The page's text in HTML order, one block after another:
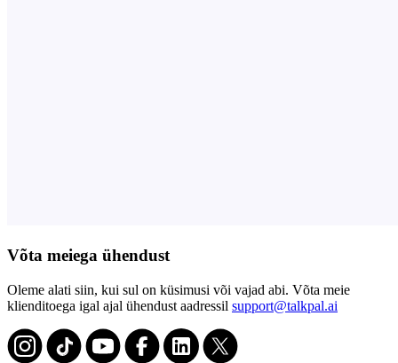
Võta meiega ühendust
Oleme alati siin, kui sul on küsimusi või vajad abi. Võta meie
klienditoega igal ajal ühendust aadressil support@talkpal.ai